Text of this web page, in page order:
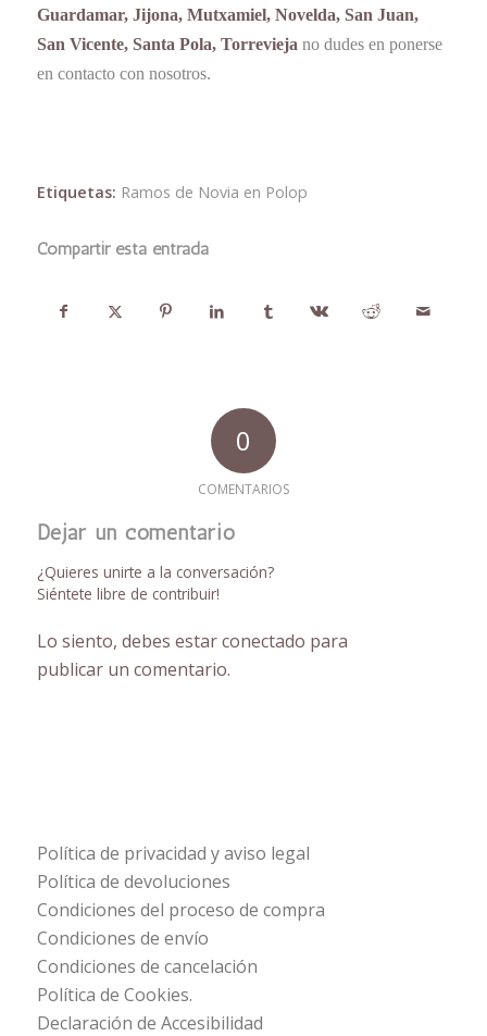
Guardamar, Jijona, Mutxamiel, Novelda, San Juan,
San Vicente, Santa Pola, Torrevieja no dudes en ponerse
en contacto con nosotros.
Etiquetas: Ramos de Novia en Polop
Compartir esta entrada
0
COMENTARIOS
Dejar un comentario
¿Quieres unirte a la conversación?
Siéntete libre de contribuir!
Lo siento, debes estarconectado para
publicar un comentario.
Política de privacidad y aviso legal
Política de devoluciones
Condiciones del proceso de compra
Condiciones de envío
Condiciones de cancelación
Política de Cookies.
Declaración de Accesibilidad